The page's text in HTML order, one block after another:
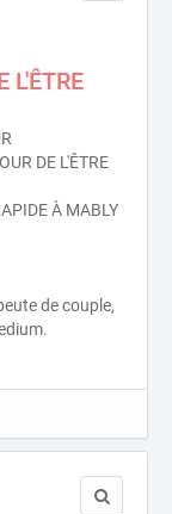
L'ÊTRE
DE L'ÊTRE
À MABLY
de couple,